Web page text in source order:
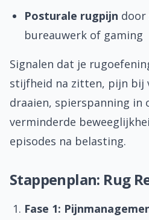
Posturale rugpijn door
bureauwerk of gaming
Signalen dat je
stijfheid na zitten, pijn bij
draaien, spierspanning in
verminderde
episodes na belasting.
Stappenplan: Rug
Fase 1: